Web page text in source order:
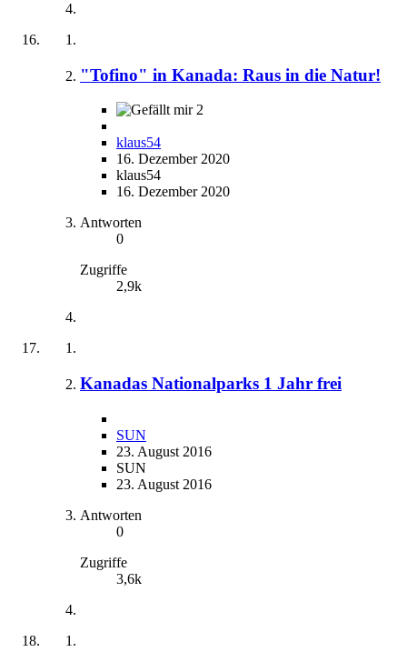
"Tofino" in Kanada: Raus in die Natur!
2
klaus54
16. Dezember 2020
klaus54
16. Dezember 2020
Antworten
0
Zugriffe
2,9k
Kanadas Nationalparks 1 Jahr frei
SUN
23. August 2016
SUN
23. August 2016
Antworten
0
Zugriffe
3,6k